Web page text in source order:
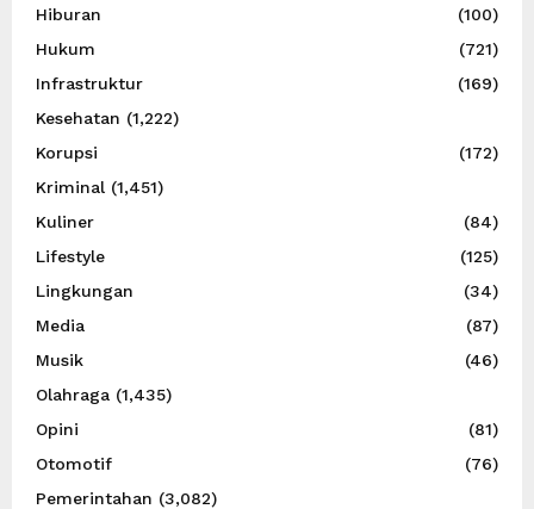
Hiburan
(100)
Hukum
(721)
Infrastruktur
(169)
Kesehatan (1,222)
Korupsi
(172)
Kriminal (1,451)
Kuliner
(84)
Lifestyle
(125)
Lingkungan
(34)
Media
(87)
Musik
(46)
Olahraga (1,435)
Opini
(81)
Otomotif
(76)
Pemerintahan (3,082)